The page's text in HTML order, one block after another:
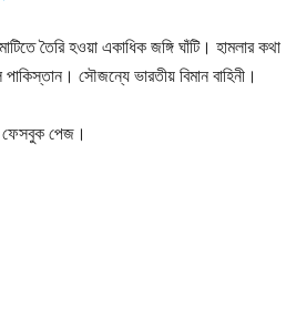
তৈরি হওয়া একাধিক জঙ্গি ঘাঁটি। হামলার কথা
সৌজন্যে ভারতীয় বিমান বাহিনী।
পেজ।